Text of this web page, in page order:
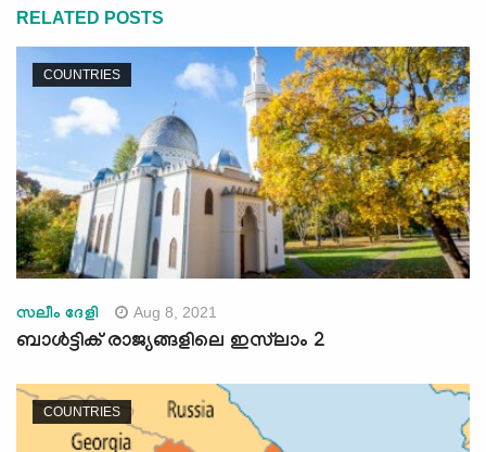
RELATED POSTS
COUNTRIES
സലീം ദേളി Aug 8, 2021
ബാൾട്ടിക് രാജ്യങ്ങളിലെ ഇസ്‌ലാം 2
COUNTRIES